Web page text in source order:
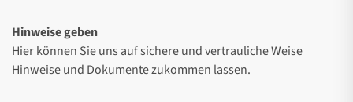
Hinweise geben
Hierkönnen Sie uns auf sichere und vertrauliche Weise
Hinweise und Dokumente zukommen lassen.